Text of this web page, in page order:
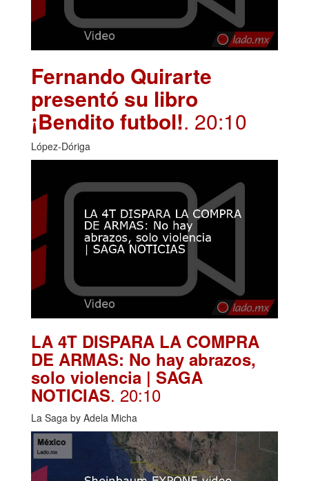
Fernando Quirarte
presentó su libro
¡Bendito futbol!. 20:10
López-Dóriga
LA 4T DISPARA LA COMPRA
DE ARMAS: No hay abrazos,
solo violencia | SAGA
NOTICIAS. 20:10
La Saga by Adela Micha